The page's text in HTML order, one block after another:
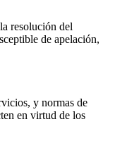
resolución del
de apelación,
y normas de
en virtud de los